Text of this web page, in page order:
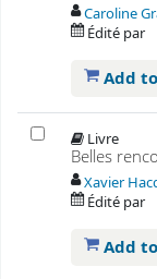
Caroline
Édité par
Add
Livre
Belles
Xavier
Édité par
Add